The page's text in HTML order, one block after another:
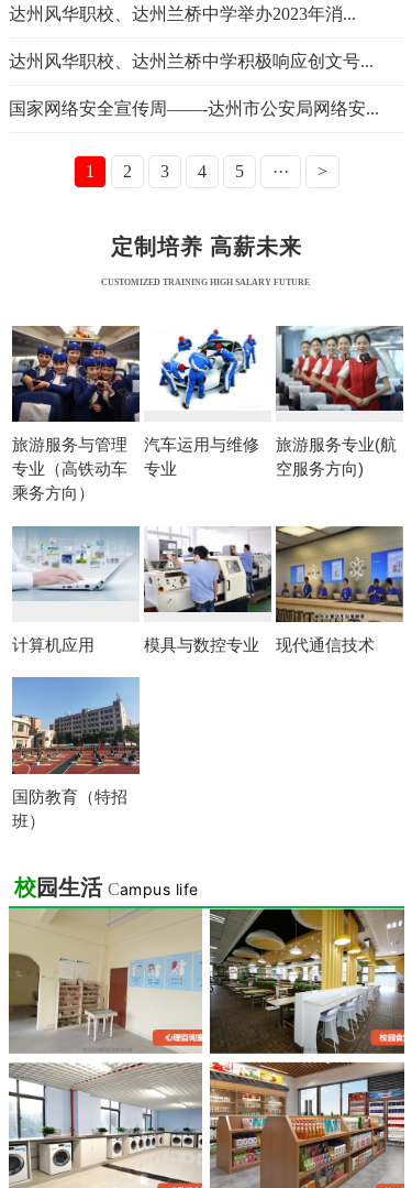
达州风华职校、达州兰桥中学举办2023年消...
​达州风华职校、达州兰桥中学积极响应创文号...
国家网络安全宣传周——-达州市公安局网络安...
1 2 3 4 5 ··· >
定制培养 高薪未来
CUSTOMIZED TRAINING HIGH SALARY FUTURE
旅游服务与管理
专业（高铁动车
乘务方向）
汽车运用与维修
专业
旅游服务专业(航
空服务方向)
计算机应用 模具与数控专业 现代通信技术
国防教育（特招
班）
校园生活 Campus life